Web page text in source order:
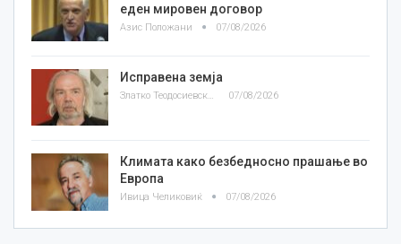
еден мировен договор
Азис Положани 07/08/2026
Исправена земја
07/08/2026
Климата како безбедносно прашање во
Европа
Ивица Челиковиќ 07/08/2026